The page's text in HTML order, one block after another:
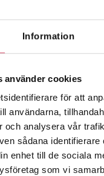
Information
använder cookies
för att
användarna,
och analysera vår
sådana identifierare
enhet till de sociala
som vi